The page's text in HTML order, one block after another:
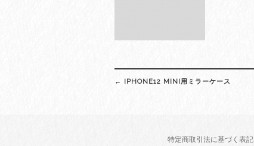
navigation
← IPHONE12 MINI用ミラーケース
特定商取引法に基づく表記